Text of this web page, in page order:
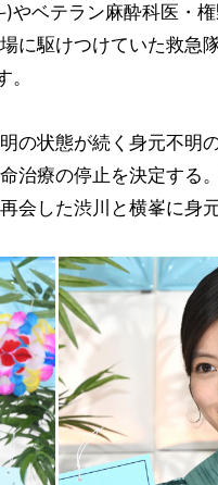
やベテラン麻酔科医・
に駆けつけていた救急
の状態が続く身元不明
治療の停止を決定する
会した渋川と横峯に身